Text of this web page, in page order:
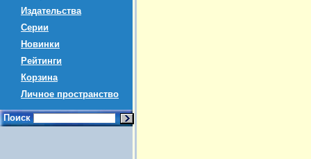
Издательства
Серии
Новинки
Рейтинги
Корзина
Личное пространство
Поиск